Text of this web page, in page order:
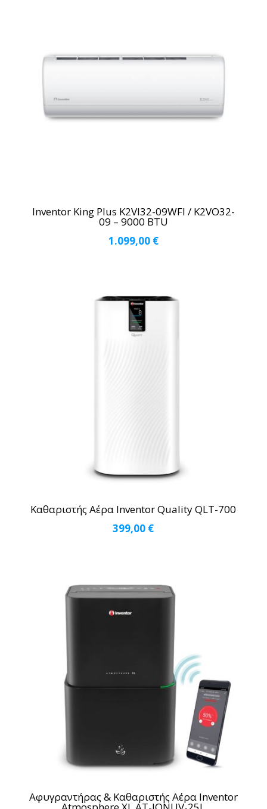
Inventor King Plus K2VI32-09WFI / K2VO32-
09 – 9000 BTU
1.099,00 €
Καθαριστής Αέρα Inventor Quality QLT-700
399,00 €
Αφυγραντήρας & Καθαριστής Αέρα Inventor